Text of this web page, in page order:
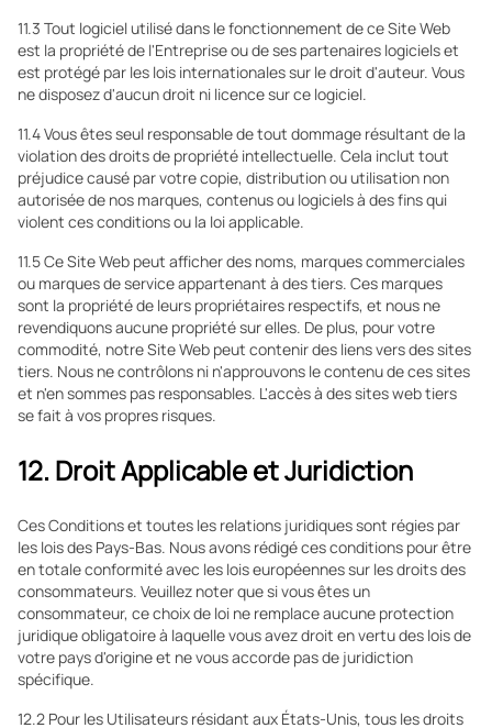
11.3 Tout logiciel utilisé dans le fonctionnement de ce Site Web
est la propriété de l'Entreprise ou de ses partenaires logiciels et
est protégé par les lois internationales sur le droit d'auteur. Vous
ne disposez d'aucun droit ni licence sur ce logiciel.
11.4 Vous êtes seul responsable de tout dommage résultant de la
violation des droits de propriété intellectuelle. Cela inclut tout
préjudice causé par votre copie, distribution ou utilisation non
autorisée de nos marques, contenus ou logiciels à des fins qui
violent ces conditions ou la loi applicable.
11.5 Ce Site Web peut afficher des noms, marques commerciales
ou marques de service appartenant à des tiers. Ces marques
sont la propriété de leurs propriétaires respectifs, et nous ne
revendiquons aucune propriété sur elles. De plus, pour votre
commodité, notre Site Web peut contenir des liens vers des sites
tiers. Nous ne contrôlons ni n'approuvons le contenu de ces sites
et n'en sommes pas responsables. L'accès à des sites web tiers
se fait à vos propres risques.
12. Droit Applicable et Juridiction
Ces Conditions et toutes les relations juridiques sont régies par
les lois des Pays-Bas. Nous avons rédigé ces conditions pour être
en totale conformité avec les lois européennes sur les droits des
consommateurs. Veuillez noter que si vous êtes un
consommateur, ce choix de loi ne remplace aucune protection
juridique obligatoire à laquelle vous avez droit en vertu des lois de
votre pays d'origine et ne vous accorde pas de juridiction
spécifique.
12.2 Pour les Utilisateurs résidant aux États-Unis, tous les droits